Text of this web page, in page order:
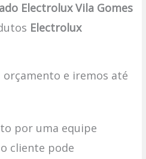
Electrolux Vila Gomes
Electrolux
e iremos até
por uma equipe
cliente pode